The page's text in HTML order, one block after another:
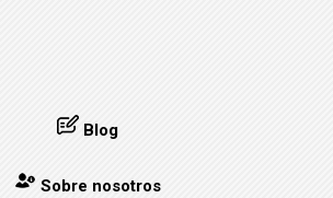
Blog
Sobre nosotros